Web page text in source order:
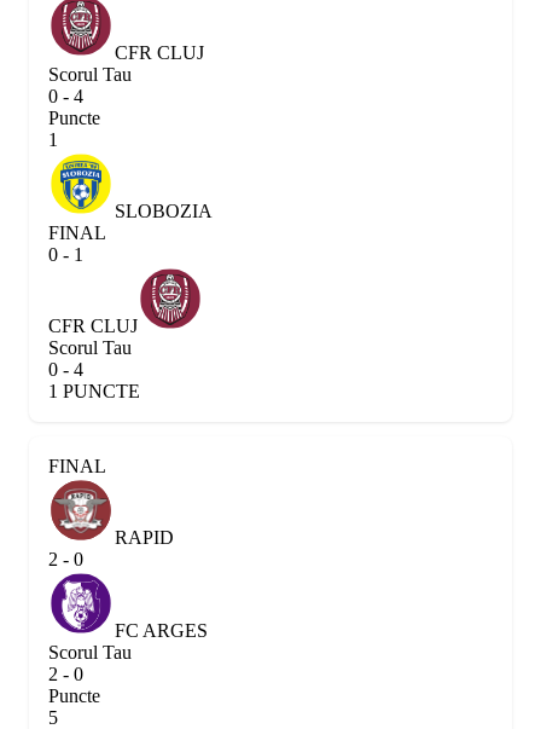
CFR CLUJ
Scorul Tau
0 - 4
Puncte
1
SLOBOZIA
FINAL
0 - 1
CFR CLUJ
Scorul Tau
0 - 4
1 PUNCTE
FINAL
RAPID
2 - 0
FC ARGES
Scorul Tau
2 - 0
Puncte
5